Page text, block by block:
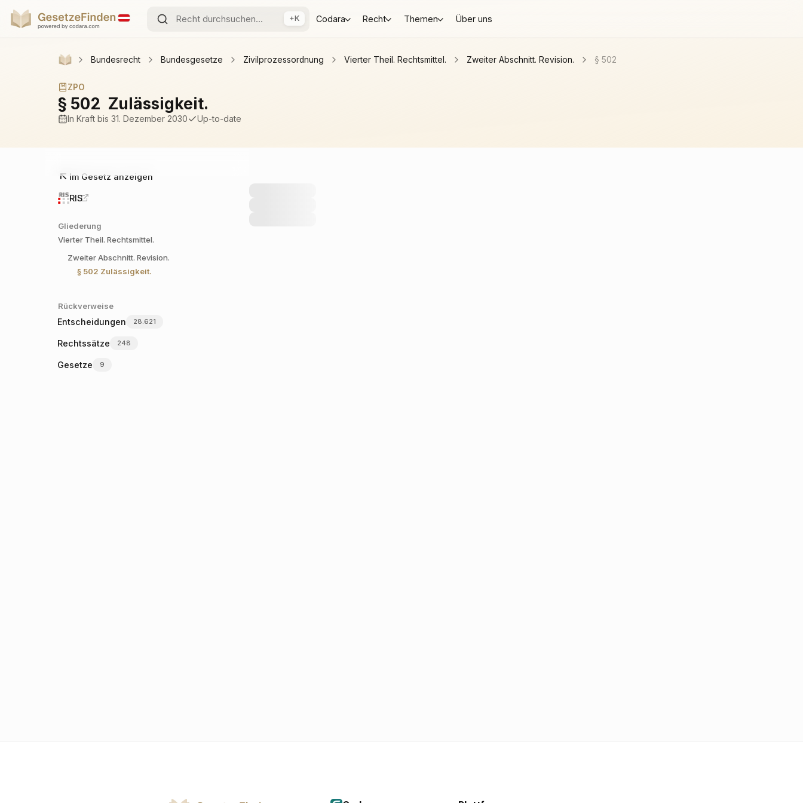
+K Codara Recht Themen Über uns
Bundesrecht Bundesgesetze Zivilprozessordnung Vierter Theil. Rechtsmittel. Zweiter Abschnitt. Revision. § 502
ZPO
§ 502 Zulässigkeit.
In Kraft bis 31. Dezember 2030 Up-to-date
Im Gesetz anzeigen
RIS
Gliederung
Vierter Theil. Rechtsmittel.
Zweiter Abschnitt. Revision.
§ 502 Zulässigkeit.
Rückverweise
Entscheidungen 28.621
Rechtssätze 248
Gesetze 9